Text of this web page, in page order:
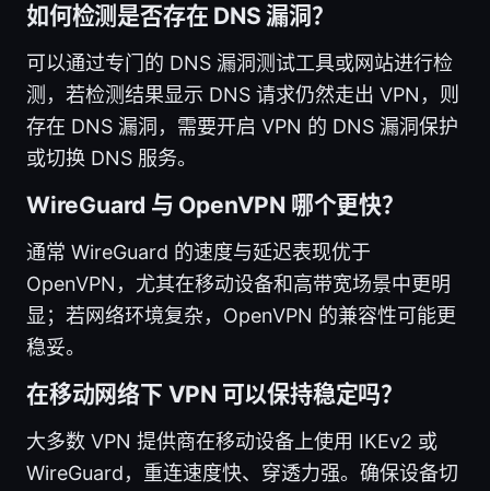
如何检测是否存在 DNS 漏洞？
可以通过专门的 DNS 漏洞测试工具或网站进行检
测，若检测结果显示 DNS 请求仍然走出 VPN，则
存在 DNS 漏洞，需要开启 VPN 的 DNS 漏洞保护
或切换 DNS 服务。
WireGuard 与 OpenVPN 哪个更快？
通常 WireGuard 的速度与延迟表现优于
OpenVPN，尤其在移动设备和高带宽场景中更明
显；若网络环境复杂，OpenVPN 的兼容性可能更
稳妥。
在移动网络下 VPN 可以保持稳定吗？
大多数 VPN 提供商在移动设备上使用 IKEv2 或
WireGuard，重连速度快、穿透力强。确保设备切